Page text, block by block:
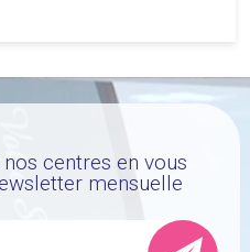
centres en vous
mensuelle